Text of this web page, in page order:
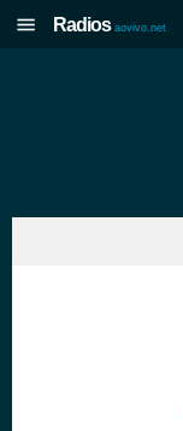
Radios aovivo.net